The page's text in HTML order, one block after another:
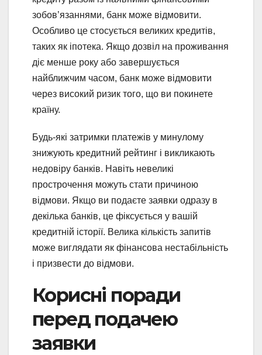
зобов’язаннями, банк може відмовити.
Особливо це стосується великих кредитів,
таких як іпотека. Якщо дозвіл на проживання
діє менше року або завершується
найближчим часом, банк може відмовити
через високий ризик того, що ви покинете
країну.
Будь-які затримки платежів у минулому
знижують кредитний рейтинг і викликають
недовіру банків. Навіть невеликі
прострочення можуть стати причиною
відмови. Якщо ви подаєте заявки одразу в
декілька банків, це фіксується у вашій
кредитній історії. Велика кількість запитів
може виглядати як фінансова нестабільність
і призвести до відмови.
Корисні поради
перед подачею
заявки